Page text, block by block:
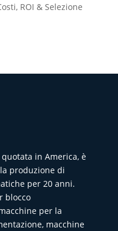
ROI & Selezione
quotata in America, è
produzione di
per 20 anni.
blocco
per la
macchine